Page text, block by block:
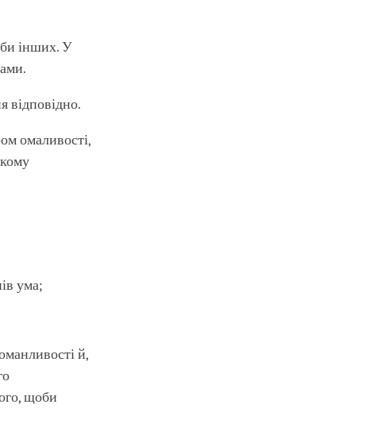
інших. У
відповідно.
омаливості,
ума;
й,
щоби